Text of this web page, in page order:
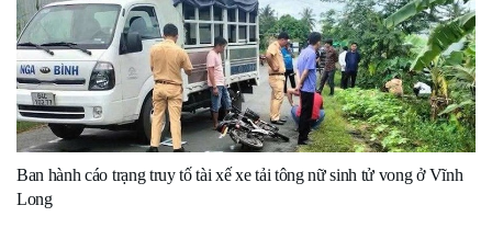
Ban hành cáo trạng truy tố tài xế xe tải tông nữ sinh tử vong ở Vĩnh
Long